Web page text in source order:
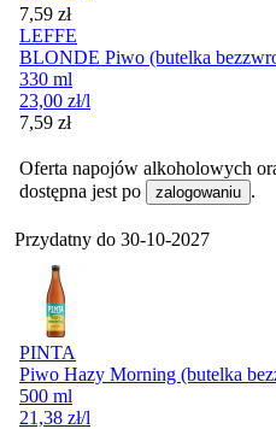
Cena
7,59 zł
LEFFE
BLONDE Piwo (butelka
330 ml
23,00 zł/l
Cena
7,59 zł
Oferta napojów alkoholowych
dostępna jest po
zalogowaniu .
Przydatny do 30-10-2027
PINTA
Piwo Hazy Morning (butelka
500 ml
21,38 zł/l